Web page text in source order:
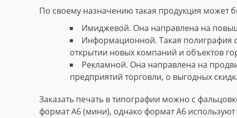
По своему назначению такая продукция может
Имиджевой. Она направлена на
Информационной. Такая полиграфия
открытии новых компаний и объектов
Рекламной. Она направлена на
предприятий торговли, о выгодных
Заказать печать в типографии можно с
формат А6 (мини), однако формат А6